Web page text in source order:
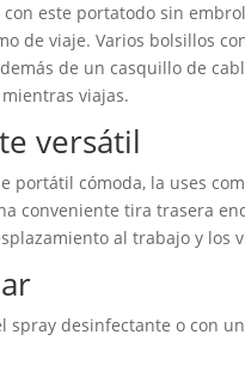
este portatodo sin
de viaje. Varios bolsillos
de un casquillo de
viajas.
versátil
portátil cómoda, la uses
conveniente tira trasera
al trabajo y los
spray desinfectante o con